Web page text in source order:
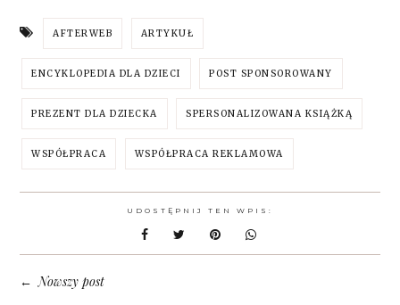
AFTERWEB ARTYKUŁ
ENCYKLOPEDIA DLA DZIECI POST SPONSOROWANY
PREZENT DLA DZIECKA SPERSONALIZOWANA KSIĄŻKĄ
WSPÓŁPRACA WSPÓŁPRACA REKLAMOWA
UDOSTĘPNIJ TEN WPIS:
←Nowszy post